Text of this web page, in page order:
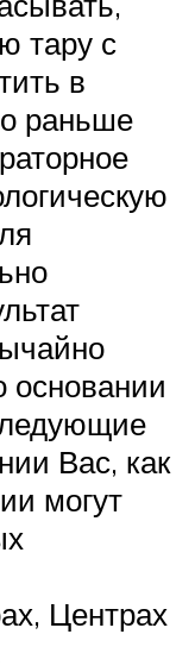
тару с
в
раньше
основании
Вас, как
могут
Центрах